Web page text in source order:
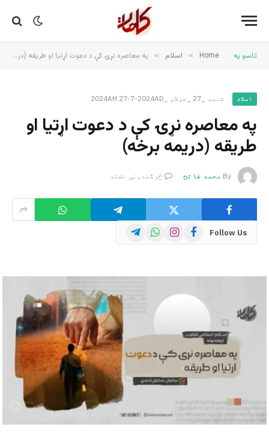
تاسو په Home
» اسلام » په معاصره نړۍ کې د دعوت اړتیا او طریقه (دریمه برخه)
اسلام شنبه _27 _جولای _2024AH 27-7-2024AD
په معاصره نړۍ کې د دعوت اړتیا او
طریقه (دریمه برخه)
By محمد فاتح څرگندونې نشته
Follow Us
Facebook
Instagram
WhatsApp
Telegram